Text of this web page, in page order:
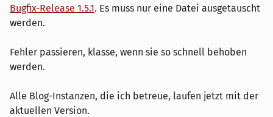
Bugfix-Release 1.5.1. Es muss nur eine Datei ausgetauscht
werden.
Fehler passieren, klasse, wenn sie so schnell behoben
werden.
Alle Blog-Instanzen, die ich betreue, laufen jetzt mit der
aktuellen Version.